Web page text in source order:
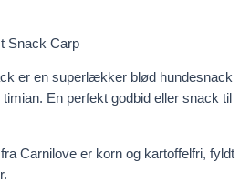
Snack Carp
er en superlækker blød hundesnack
En perfekt godbid eller snack til
Carnilove er korn og kartoffelfri, fyldt